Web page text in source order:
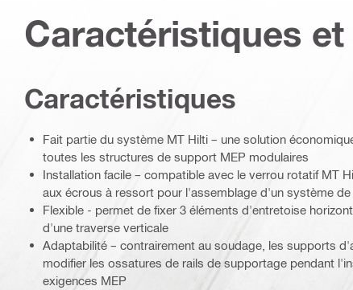
Caractéristiques
Caractéristiques
Fait partie du système MT Hilti – une solution
toutes les structures de support MEP modulaires
Installation facile – compatible avec le verrou rotatif MT
aux écrous à ressort pour l'assemblage d'un système
Flexible - permet de fixer 3 éléments d'entretoise
d'une traverse verticale
Adaptabilité – contrairement au soudage, les supports
modifier les ossatures de rails de supportage pendant
exigences MEP